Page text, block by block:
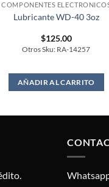
COMPONENTES
Lubricante WD-40 3oz
$125.00
Otros Sku: RA-14257
AÑADIR AL CARRITO